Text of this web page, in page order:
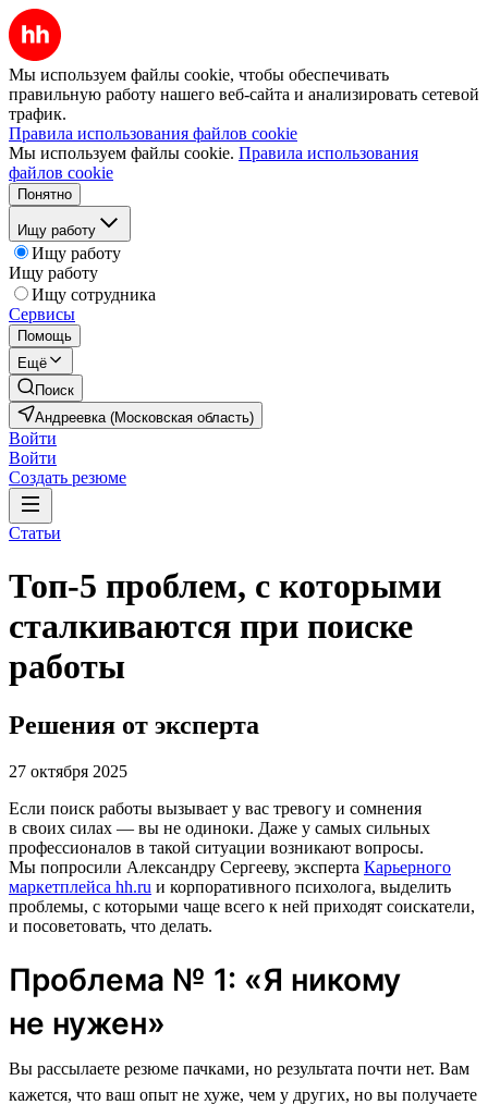
Мы используем файлы cookie, чтобы обеспечивать
правильную работу нашего веб-сайта и анализировать сетевой
трафик.
Правила использования файлов cookie
Мы используем файлы cookie. Правила использования
файлов cookie
Понятно
Ищу работу
Ищу работу
Ищу работу
Ищу сотрудника
Сервисы
Помощь
Ещё
Поиск
Андреевка (Московская область)
Войти
Войти
Создать резюме
Статьи
Топ-5 проблем, с которыми
сталкиваются при поиске
работы
Решения от эксперта
27 октября 2025
Если поиск работы вызывает у вас тревогу и сомнения
в своих силах ― вы не одиноки. Даже у самых сильных
профессионалов в такой ситуации возникают вопросы.
Мы попросили Александру Сергееву, эксперта Карьерного
маркетплейса hh.ru и корпоративного психолога, выделить
проблемы, с которыми чаще всего к ней приходят соискатели,
и посоветовать, что делать.
Проблема № 1: «Я никому
не нужен»
Вы рассылаете резюме пачками, но результата почти нет. Вам
кажется, что ваш опыт не хуже, чем у других, но вы получаете